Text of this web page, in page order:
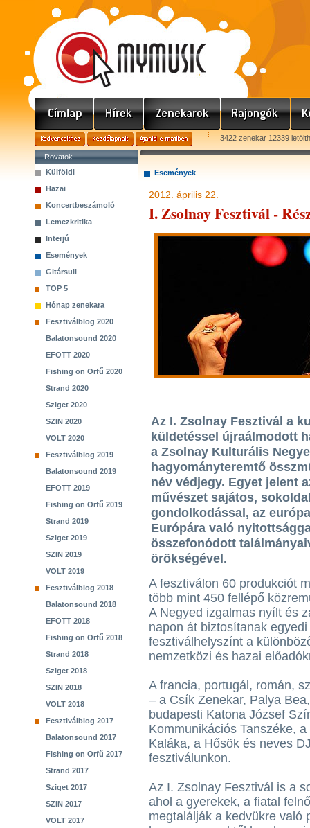
3422 zenekar 12339
Rovatok
Külföldi
Hazai
Koncertbeszámoló
Lemezkritika
Interjú
Események
Gitársuli
TOP 5
Hónap zenekara
Fesztiválblog 2020
Balatonsound 2020
EFOTT 2020
Fishing on Orfű 2020
Strand 2020
Sziget 2020
SZIN 2020
VOLT 2020
Fesztiválblog 2019
Balatonsound 2019
EFOTT 2019
Fishing on Orfű 2019
Strand 2019
Sziget 2019
SZIN 2019
VOLT 2019
Fesztiválblog 2018
Balatonsound 2018
EFOTT 2018
Fishing on Orfű 2018
Strand 2018
Sziget 2018
SZIN 2018
VOLT 2018
Fesztiválblog 2017
Balatonsound 2017
Fishing on Orfű 2017
Strand 2017
Sziget 2017
SZIN 2017
VOLT 2017
Események
2012. április 22.
I. Zsolnay Fesztivál -
Az I. Zsolnay Fesztivál a
küldetéssel újraálmodott
a Zsolnay Kulturális
hagyományteremtő
név védjegy. Egyet jelent
művészet sajátos,
gondolkodással, az
Európára való
összefonódott
örökségével.
A fesztiválon 60 produkciót
több mint 450 fellépő
A Negyed izgalmas nyílt és
napon át biztosítanak egyedi
fesztiválhelyszínt a
nemzetközi és hazai
A francia, portugál, román,
– a Csík Zenekar, Palya
budapesti Katona József
Kommunikációs Tanszéke,
Kaláka, a Hősök és neves
fesztiválunkon.
Az I. Zsolnay Fesztivál is a
ahol a gyerekek, a fiatal
megtalálják a kedvükre való